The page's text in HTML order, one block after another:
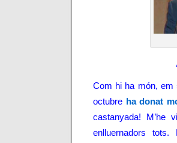
Com hi ha món, em
octubre ha donat
castanyada! M’he
enlluernadors